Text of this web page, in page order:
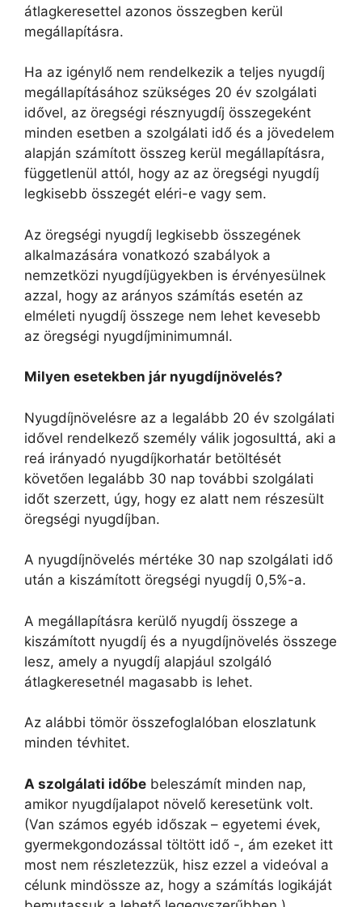
átlagkeresettel azonos összegben kerül
megállapításra.
Ha az igénylő nem rendelkezik a teljes nyugdíj
megállapításához szükséges 20 év szolgálati
idővel, az öregségi résznyugdíj összegeként
minden esetben a szolgálati idő és a jövedelem
alapján számított összeg kerül megállapításra,
függetlenül attól, hogy az az öregségi nyugdíj
legkisebb összegét eléri-e vagy sem.
Az öregségi nyugdíj legkisebb összegének
alkalmazására vonatkozó szabályok a
nemzetközi nyugdíjügyekben is érvényesülnek
azzal, hogy az arányos számítás esetén az
elméleti nyugdíj összege nem lehet kevesebb
az öregségi nyugdíjminimumnál.
Milyen esetekben jár nyugdíjnövelés?
Nyugdíjnövelésre az a legalább 20 év szolgálati
idővel rendelkező személy válik jogosulttá, aki a
reá irányadó nyugdíjkorhatár betöltését
követően legalább 30 nap további szolgálati
időt szerzett, úgy, hogy ez alatt nem részesült
öregségi nyugdíjban.
A nyugdíjnövelés mértéke 30 nap szolgálati idő
után a kiszámított öregségi nyugdíj 0,5%-a.
A megállapításra kerülő nyugdíj összege a
kiszámított nyugdíj és a nyugdíjnövelés összege
lesz, amely a nyugdíj alapjául szolgáló
átlagkeresetnél magasabb is lehet.
Az alábbi tömör összefoglalóban eloszlatunk
minden tévhitet.
A szolgálati időbe beleszámít minden nap,
amikor nyugdíjalapot növelő keresetünk volt.
(Van számos egyéb időszak – egyetemi évek,
gyermekgondozással töltött idő -, ám ezeket itt
most nem részletezzük, hisz ezzel a videóval a
célunk mindössze az, hogy a számítás logikáját